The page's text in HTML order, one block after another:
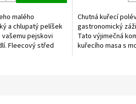
malého
a chlupatý pelíšek
pejskovi
Fleecový střed
Chutná kuřecí
gastronomický
Tato výjimečná
kuřecího masa s